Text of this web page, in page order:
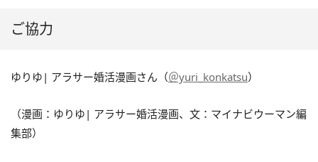
ご協力
ゆりゆ| アラサー婚活漫画さん（＠yuri_konkatsu）
（漫画：ゆりゆ| アラサー婚活漫画、文：マイナビウーマン編
集部）